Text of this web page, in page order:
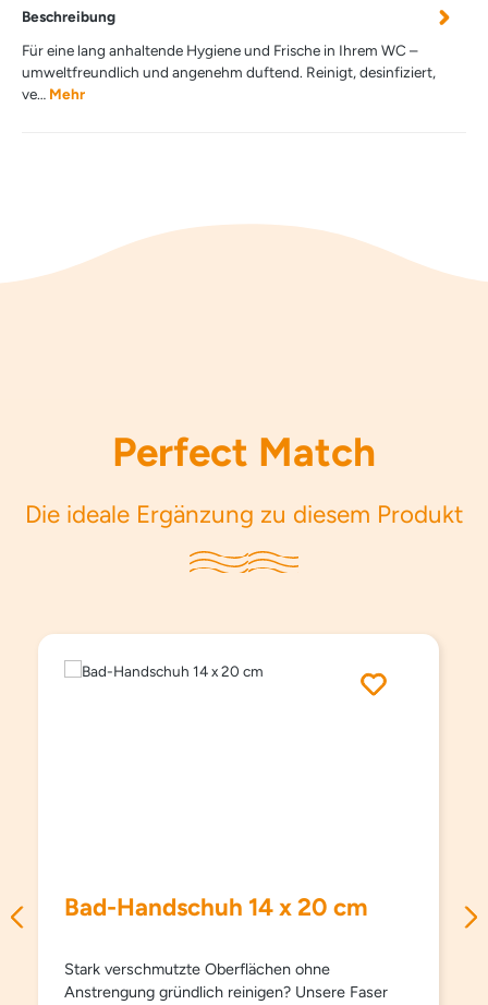
Beschreibung
Für eine lang anhaltende Hygiene und Frische in Ihrem WC –
umweltfreundlich und angenehm duftend. Reinigt, desinfiziert,
ve… Mehr
Perfect Match
Die ideale Ergänzung zu diesem Produkt
Bad-Handschuh 14 x 20 cm
Stark verschmutzte Oberflächen ohne
Anstrengung gründlich reinigen? Unsere Faser